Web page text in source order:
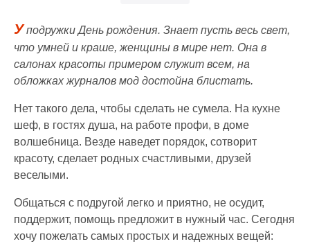
У подружки День рождения. Знает пусть весь свет,
что умней и краше, женщины в мире нет. Она в
салонах красоты примером служит всем, на
обложках журналов мод достойна блистать.
Нет такого дела, чтобы сделать не сумела. На кухне
шеф, в гостях душа, на работе профи, в доме
волшебница. Везде наведет порядок, сотворит
красоту, сделает родных счастливыми, друзей
веселыми.
Общаться с подругой легко и приятно, не осудит,
поддержит, помощь предложит в нужный час. Сегодня
хочу пожелать самых простых и надежных вещей: